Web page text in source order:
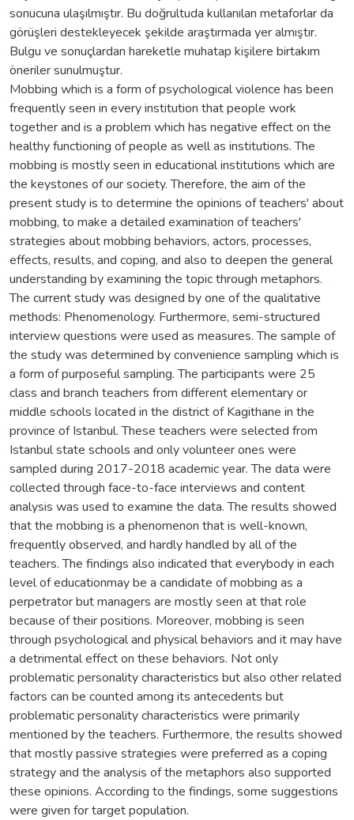
sonucuna ulaşılmıştır. Bu doğrultuda kullanılan metaforlar da
görüşleri destekleyecek şekilde araştırmada yer almıştır.
Bulgu ve sonuçlardan hareketle muhatap kişilere birtakım
öneriler sunulmuştur.
Mobbing which is a form of psychological violence has been
frequently seen in every institution that people work
together and is a problem which has negative effect on the
healthy functioning of people as well as institutions. The
mobbing is mostly seen in educational institutions which are
the keystones of our society. Therefore, the aim of the
present study is to determine the opinions of teachers' about
mobbing, to make a detailed examination of teachers'
strategies about mobbing behaviors, actors, processes,
effects, results, and coping, and also to deepen the general
understanding by examining the topic through metaphors.
The current study was designed by one of the qualitative
methods: Phenomenology. Furthermore, semi-structured
interview questions were used as measures. The sample of
the study was determined by convenience sampling which is
a form of purposeful sampling. The participants were 25
class and branch teachers from different elementary or
middle schools located in the district of Kagithane in the
province of Istanbul. These teachers were selected from
Istanbul state schools and only volunteer ones were
sampled during 2017-2018 academic year. The data were
collected through face-to-face interviews and content
analysis was used to examine the data. The results showed
that the mobbing is a phenomenon that is well-known,
frequently observed, and hardly handled by all of the
teachers. The findings also indicated that everybody in each
level of educationmay be a candidate of mobbing as a
perpetrator but managers are mostly seen at that role
because of their positions. Moreover, mobbing is seen
through psychological and physical behaviors and it may have
a detrimental effect on these behaviors. Not only
problematic personality characteristics but also other related
factors can be counted among its antecedents but
problematic personality characteristics were primarily
mentioned by the teachers. Furthermore, the results showed
that mostly passive strategies were preferred as a coping
strategy and the analysis of the metaphors also supported
these opinions. According to the findings, some suggestions
were given for target population.